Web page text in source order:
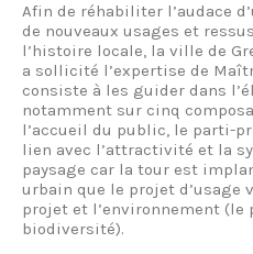
Afin de réhabiliter l’audace
de nouveaux usages et
l’histoire locale, la ville de
a sollicité l’expertise de
consiste à les guider dans
notamment sur cinq
l’accueil du public, le parti-
lien avec l’attractivité et la
paysage car la tour est
urbain que le projet d’usage
projet et l’environnement (le
biodiversité).